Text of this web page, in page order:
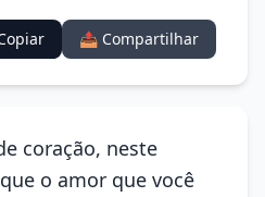
📤 Compartilhar
coração, neste
o amor que você